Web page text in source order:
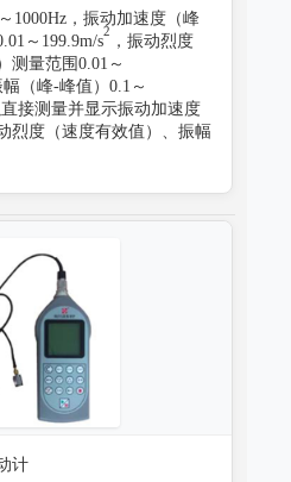
1000Hz，振动加速度（峰
～199.9m/s
2
，振动烈度
测量范围0.01～
幅（峰-峰值）0.1～
接测量并显示振动加速度
烈度（速度有效值）、振幅
计